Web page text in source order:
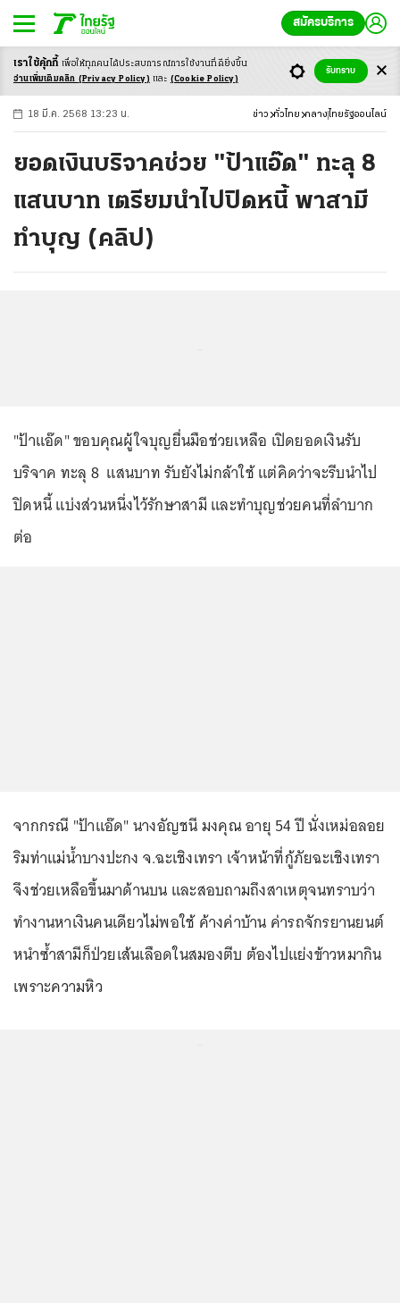
สมัครบริการ
-ก ก ก+
18 มี.ค. 2568 13:23 น. ข่าว ทั่วไทย กลาง ไทยรัฐออนไลน์
ยอดเงินบริจาคช่วย "ป้าแอ๊ด" ทะลุ 8
แสนบาท เตรียมนำไปปิดหนี้ พาสามี
ทำบุญ (คลิป)
"ป้าแอ๊ด" ขอบคุณผู้ใจบุญยื่นมือช่วยเหลือ เปิดยอดเงินรับ
บริจาค ทะลุ 8 แสนบาท รับยังไม่กล้าใช้ แต่คิดว่าจะรีบนำไป
ปิดหนี้ แบ่งส่วนหนึ่งไว้รักษาสามี และทำบุญช่วยคนที่ลำบาก
ต่อ
จากกรณี "ป้าแอ๊ด" นางอัญชนี มงคุณ อายุ 54 ปี นั่งเหม่อลอย
ริมท่าแม่น้ำบางปะกง จ.ฉะเชิงเทรา เจ้าหน้าที่กู้ภัยฉะเชิงเทรา
จึงช่วยเหลือขึ้นมาด้านบน และสอบถามถึงสาเหตุจนทราบว่า
ทำงานหาเงินคนเดียวไม่พอใช้ ค้างค่าบ้าน ค่ารถจักรยานยนต์
หนำซ้ำสามีก็ป่วยเส้นเลือดในสมองตีบ ต้องไปแย่งข้าวหมากิน
เพราะความหิว
เราใช้คุ้กกี้ เพื่อให้ทุกคนได้ประสบการณ์การใช้งานที่ดียิ่งขึ้น
อ่านเพิ่มเติมคลิก (Privacy Policy) และ (Cookie Policy)
รับทราบ